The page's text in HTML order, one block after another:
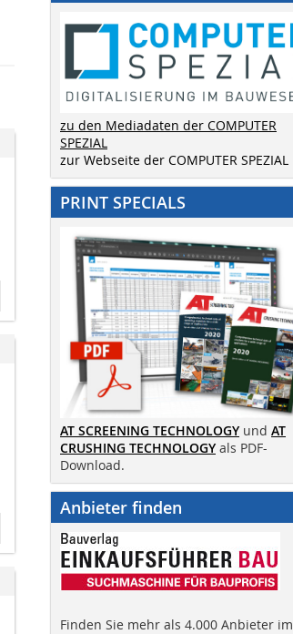
zu den Mediadaten der COMPUTER
SPEZIAL
zur Webseite der COMPUTER SPEZIAL
PRINT SPECIALS
AT SCREENING TECHNOLOGY und AT
CRUSHING TECHNOLOGY als PDF-
Download.
Anbieter finden
Finden Sie mehr als 4.000 Anbieter im